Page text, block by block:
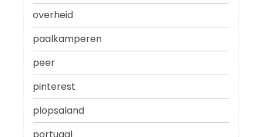
overheid
paalkamperen
peer
pinterest
plopsaland
portugal